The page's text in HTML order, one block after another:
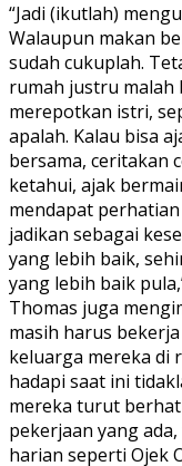
“Jadi (ikutlah)
Walaupun makan
sudah cukuplah.
rumah justru
merepotkan istri,
apalah. Kalau bisa
bersama, ceritakan
ketahui, ajak
mendapat perhatian
jadikan sebagai
yang lebih baik,
yang lebih baik
Thomas juga
masih harus
keluarga mereka di
hadapi saat ini
mereka turut
pekerjaan yang
harian seperti Ojek